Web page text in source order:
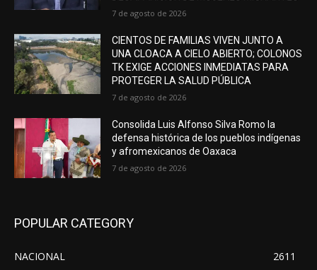
7 de agosto de 2026
CIENTOS DE FAMILIAS VIVEN JUNTO A
UNA CLOACA A CIELO ABIERTO; COLONOS
TK EXIGE ACCIONES INMEDIATAS PARA
PROTEGER LA SALUD PÚBLICA
7 de agosto de 2026
Consolida Luis Alfonso Silva Romo la
defensa histórica de los pueblos indígenas
y afromexicanos de Oaxaca
7 de agosto de 2026
POPULAR CATEGORY
NACIONAL
2611